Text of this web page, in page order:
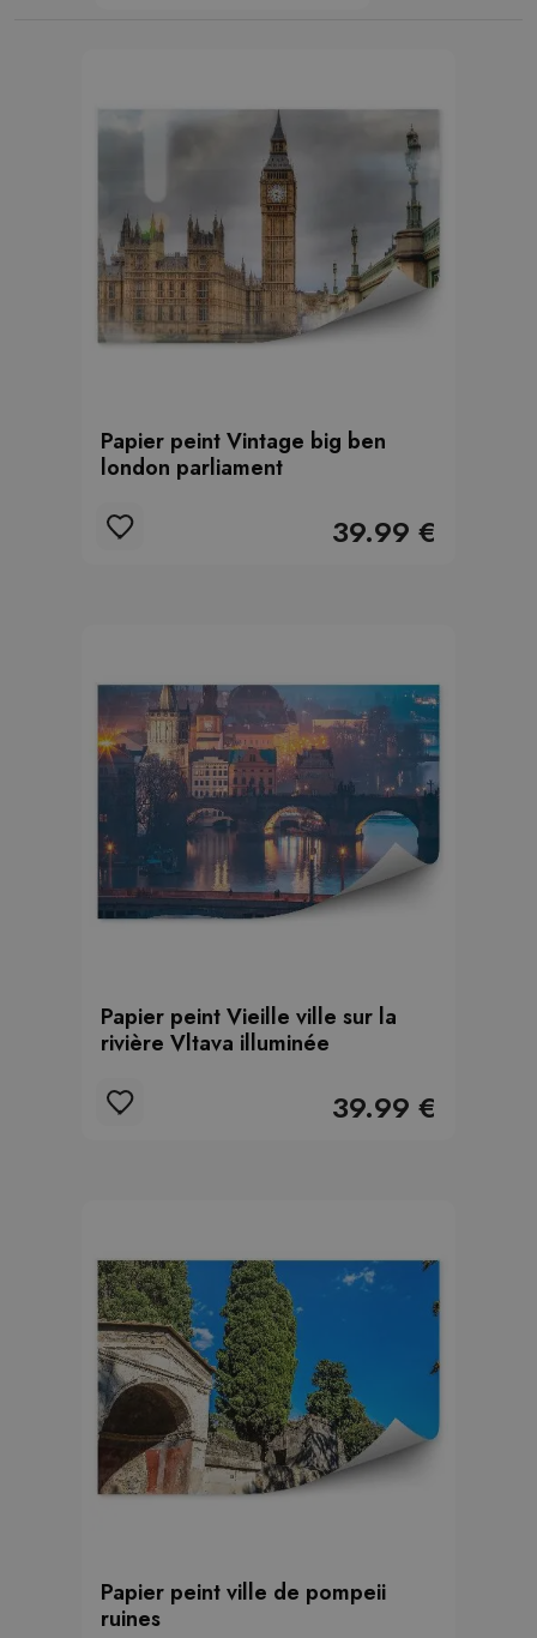
Papier peint Vintage big ben
london parliament
39.99 €
Papier peint Vieille ville sur la
rivière Vltava illuminée
39.99 €
Papier peint ville de pompeii
ruines